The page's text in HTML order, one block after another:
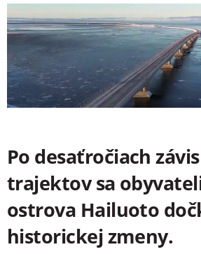
Po desaťročiach
trajektov sa
ostrova Hailuoto
historickej zmeny.